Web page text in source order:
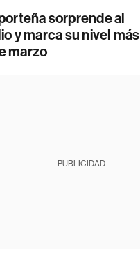
sorprende al
y marca su nivel más
marzo
PUBLICIDAD